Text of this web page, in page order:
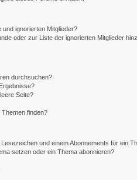
ignorierten Mitglieder?
oder zur Liste der ignorierten Mitglieder
durchsuchen?
Seite?
finden?
und einem Abonnements für ein
setzen oder ein Thema abonnieren?